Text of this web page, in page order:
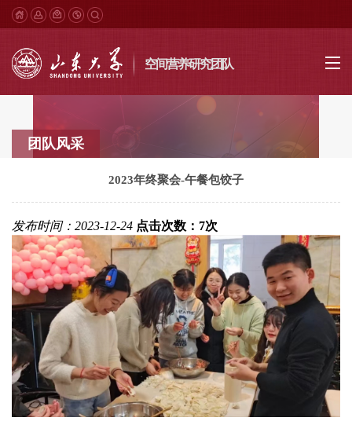
空间营养研究团队
团队风采
2023年终聚会-午餐包饺子
发布时间：2023-12-24 点击次数： 7次